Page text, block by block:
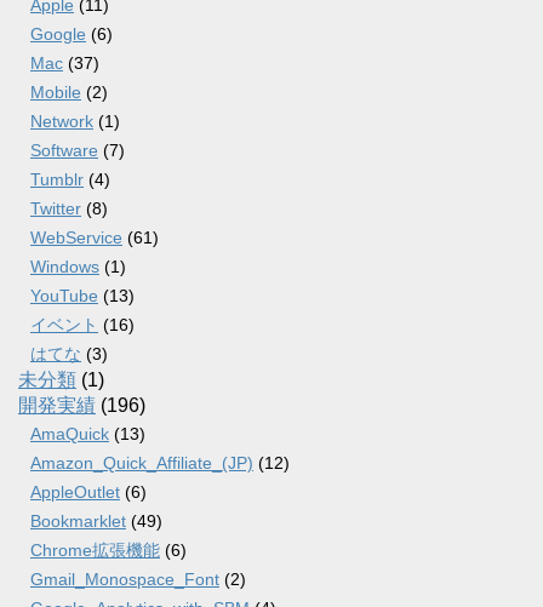
Apple (11)
Google (6)
Mac (37)
Mobile (2)
Network (1)
Software (7)
Tumblr (4)
Twitter (8)
WebService (61)
Windows (1)
YouTube (13)
イベント (16)
はてな (3)
未分類 (1)
開発実績 (196)
AmaQuick (13)
Amazon_Quick_Affiliate_(JP) (12)
AppleOutlet (6)
Bookmarklet (49)
Chrome拡張機能 (6)
Gmail_Monospace_Font (2)